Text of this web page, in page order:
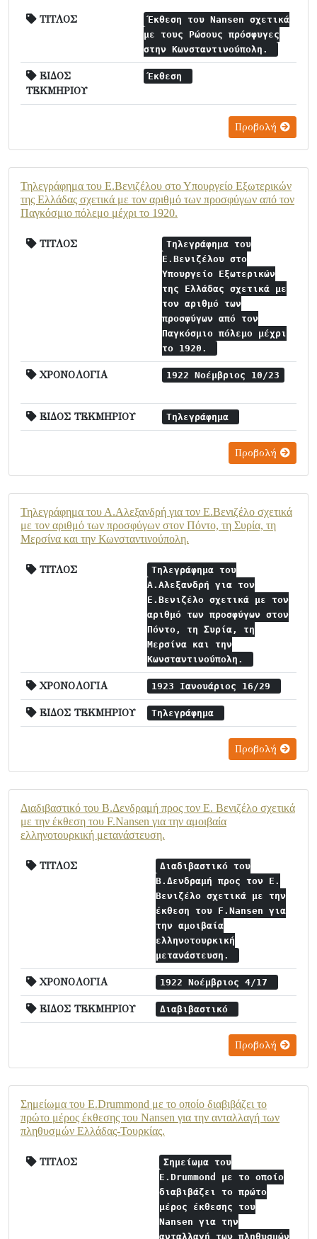
ΤΙΤΛΟΣ
Έκθεση του Nansen σχετικά
με τους Ρώσους πρόσφυγες
στην Κωνσταντινούπολη.
ΕΙΔΟΣ
ΤΕΚΜΗΡΙΟΥ
Έκθεση
Προβολή
Τηλεγράφημα του Ε.Βενιζέλου στο Υπουργείο Εξωτερικών
της Ελλάδας σχετικά με τον αριθμό των προσφύγων από τον
Παγκόσμιο πόλεμο μέχρι το 1920.
ΤΙΤΛΟΣ
Τηλεγράφημα του
Ε.Βενιζέλου στο
Υπουργείο Εξωτερικών
της Ελλάδας σχετικά με
τον αριθμό των
προσφύγων από τον
Παγκόσμιο πόλεμο μέχρι
το 1920.
ΧΡΟΝΟΛΟΓΙΑ 1922 Νοέμβριος 10/23
ΕΙΔΟΣ ΤΕΚΜΗΡΙΟΥ Τηλεγράφημα
Προβολή
Τηλεγράφημα του Α.Αλεξανδρή για τον Ε.Βενιζέλο σχετικά
με τον αριθμό των προσφύγων στον Πόντο, τη Συρία, τη
Μερσίνα και την Κωνσταντινούπολη.
ΤΙΤΛΟΣ
Τηλεγράφημα του
Α.Αλεξανδρή για τον
Ε.Βενιζέλο σχετικά με τον
αριθμό των προσφύγων στον
Πόντο, τη Συρία, τη
Μερσίνα και την
Κωνσταντινούπολη.
ΧΡΟΝΟΛΟΓΙΑ 1923 Ιανουάριος 16/29
ΕΙΔΟΣ ΤΕΚΜΗΡΙΟΥ Τηλεγράφημα
Προβολή
Διαδιβαστικό του Β.Δενδραμή προς τον Ε. Βενιζέλο σχετικά
με την έκθεση του F.Nansen για την αμοιβαία
ελληνοτουρκική μετανάστευση.
ΤΙΤΛΟΣ
Διαδιβαστικό του
Β.Δενδραμή προς τον Ε.
Βενιζέλο σχετικά με την
έκθεση του F.Nansen για
την αμοιβαία
ελληνοτουρκική
μετανάστευση.
ΧΡΟΝΟΛΟΓΙΑ 1922 Νοέμβριος 4/17
ΕΙΔΟΣ ΤΕΚΜΗΡΙΟΥ Διαβιβαστικό
Προβολή
Σημείωμα του E.Drummond με το οποίο διαβιβάζει το
πρώτο μέρος έκθεσης του Nansen για την ανταλλαγή των
πληθυσμών Ελλάδας-Τουρκίας.
ΤΙΤΛΟΣ
Σημείωμα του
E.Drummond με το οποίο
διαβιβάζει το πρώτο
μέρος έκθεσης του
Nansen για την
ανταλλαγή των πληθυσμών